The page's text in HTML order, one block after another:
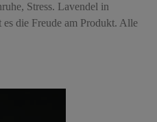
Stress. Lavendel in
die Freude am Produkt. Alle